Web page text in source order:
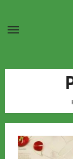
contenuto